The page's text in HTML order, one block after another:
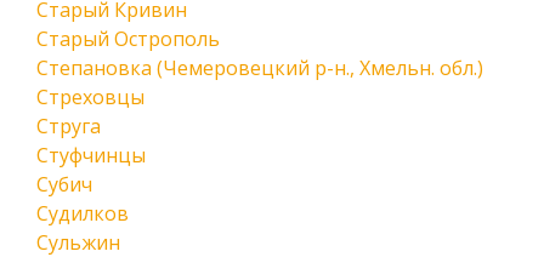
Старый Кривин
Старый Острополь
Степановка (Чемеровецкий р-н., Хмельн. обл.)
Стреховцы
Струга
Стуфчинцы
Субич
Судилков
Сульжин